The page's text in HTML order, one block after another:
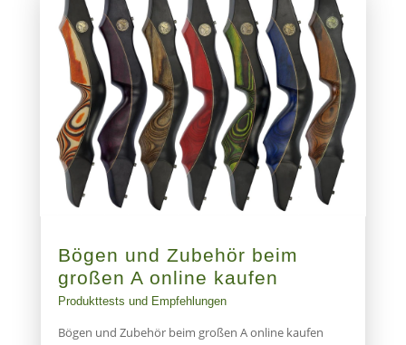
Bögen und Zubehör beim
großen A online kaufen
Produkttests und Empfehlungen
Bögen und Zubehör beim großen A online kaufen